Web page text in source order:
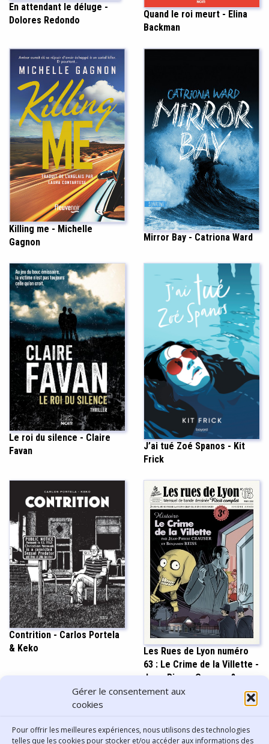
Gérer le consentement aux
cookies
Pour offrir les meilleures expériences, nous utilisons des technologies
telles que les cookies pour stocker et/ou accéder aux informations des
En attendant le déluge -
Dolores Redondo
Quand le roi meurt - Elina
Backman
Killing me - Michelle
Gagnon
Mirror Bay - Catriona Ward
Le roi du silence - Claire
Favan
J’ai tué Zoé Spanos - Kit
Frick
Contrition - Carlos Portela
& Keko
Les Rues de Lyon numéro
63 : Le Crime de la Villette -
Jean-Pierre Crauser &
Benjamin Reiss
Afficher plus